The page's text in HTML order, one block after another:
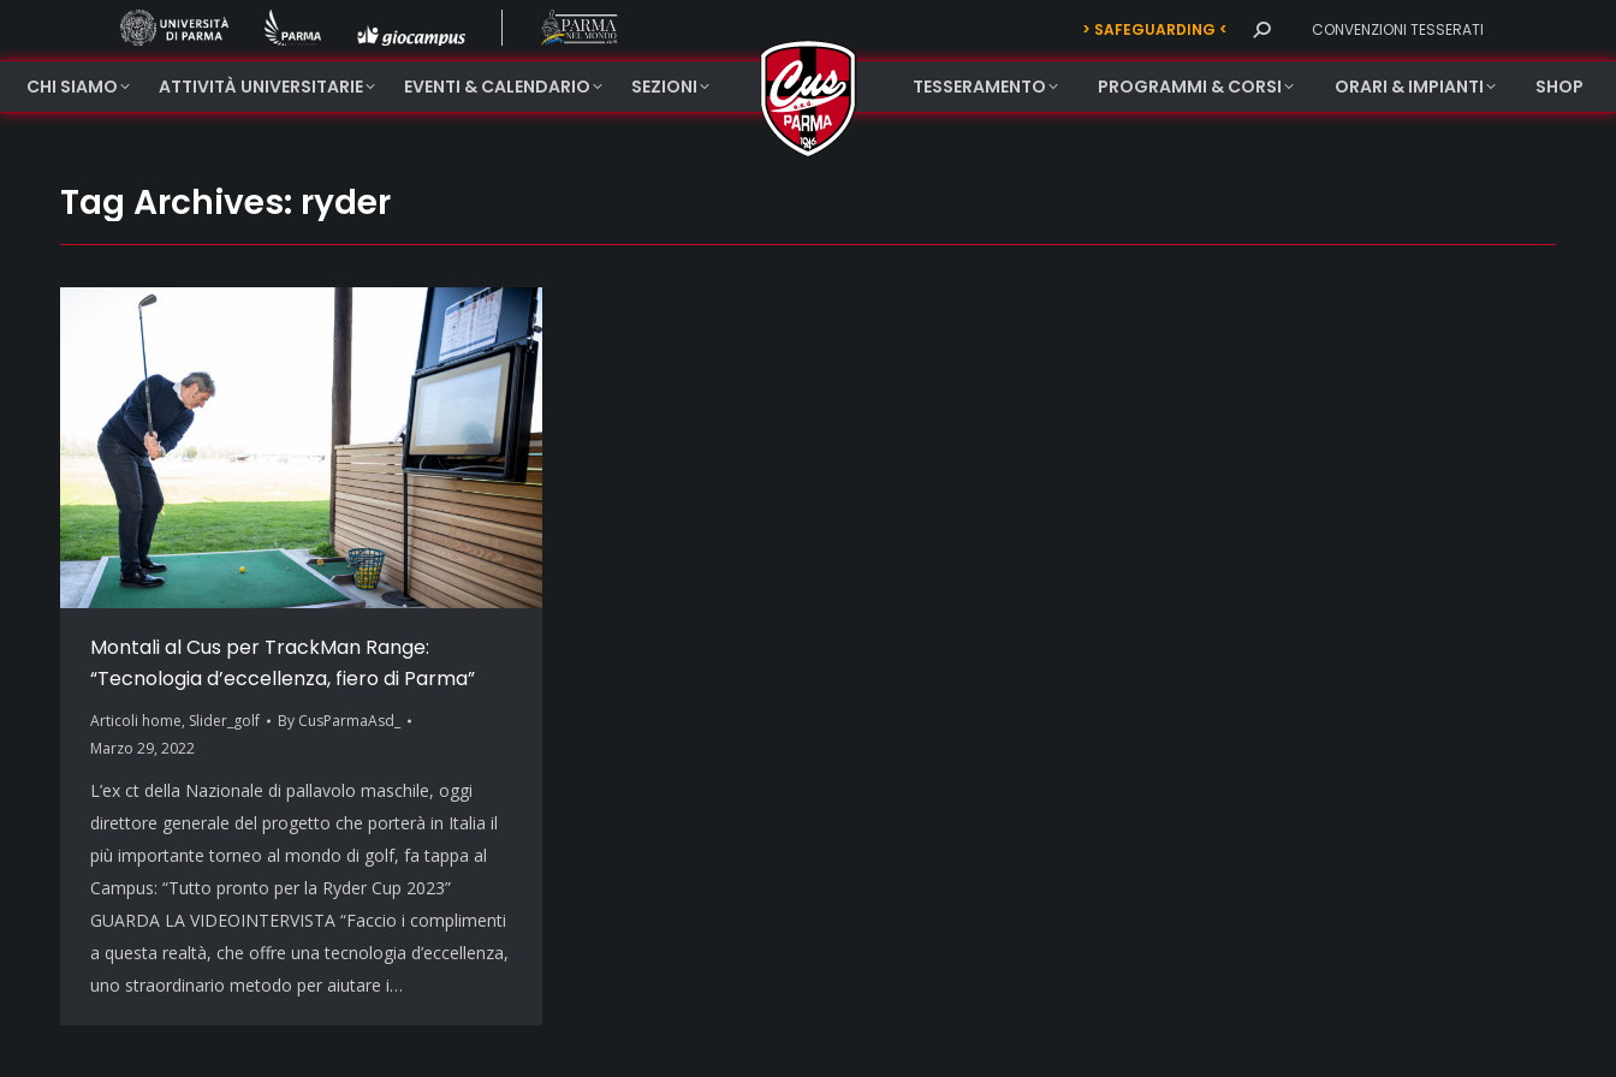
> SAFEGUARDING < Search: CONVENZIONI TESSERATI
CHI SIAMO ATTIVITÀ UNIVERSITARIE EVENTI & CALENDARIO SEZIONI TESSERAMENTO PROGRAMMI & CORSI ORARI & IMPIANTI SHOP
Tag Archives: ryder
Montali al Cus per TrackMan Range:
“Tecnologia d’eccellenza, fiero di Parma”
Articoli home, Slider_golf By CusParmaAsd_
Marzo 29, 2022
L’ex ct della Nazionale di pallavolo maschile, oggi
direttore generale del progetto che porterà in Italia il
più importante torneo al mondo di golf, fa tappa al
Campus: “Tutto pronto per la Ryder Cup 2023”
GUARDA LA VIDEOINTERVISTA “Faccio i complimenti
a questa realtà, che offre una tecnologia d’eccellenza,
uno straordinario metodo per aiutare i…